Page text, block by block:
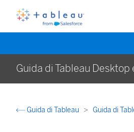
Guida di Tableau Desktop
Guida di Tableau Guida di